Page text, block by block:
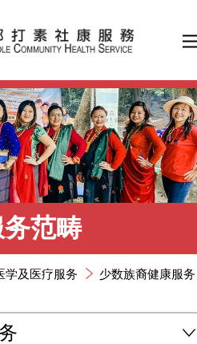
入键）
务范畴
学及医疗服务 少数族裔健康服务